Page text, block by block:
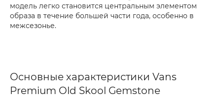
модель легко становится центральным элементом
образа в течение большей части года, особенно в
межсезонье.
Основные характеристики Vans
Premium Old Skool Gemstone